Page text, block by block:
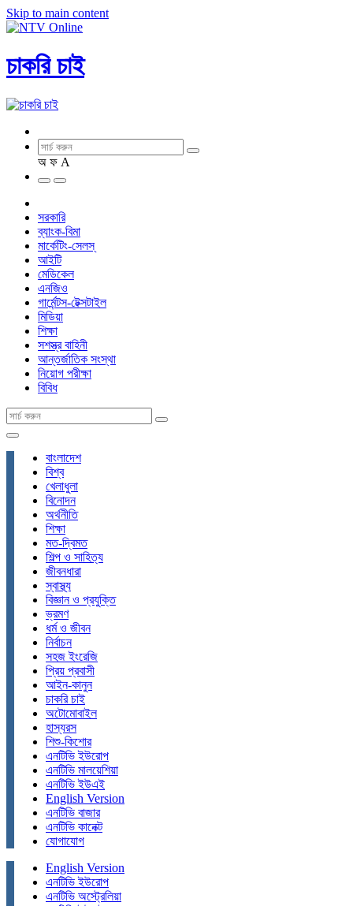
Skip to main content
চাকরি চাই
অ ফ A
সরকারি
ব্যাংক-বিমা
মার্কেটিং-সেলস্
আইটি
মেডিকেল
এনজিও
গার্মেন্টস-টেক্সটাইল
মিডিয়া
শিক্ষা
সশস্ত্র বাহিনী
আন্তর্জাতিক সংস্থা
নিয়োগ পরীক্ষা
বিবিধ
বাংলাদেশ
বিশ্ব
খেলাধুলা
বিনোদন
অর্থনীতি
শিক্ষা
মত-দ্বিমত
শিল্প ও সাহিত্য
জীবনধারা
স্বাস্থ্য
বিজ্ঞান ও প্রযুক্তি
ভ্রমণ
ধর্ম ও জীবন
নির্বাচন
সহজ ইংরেজি
প্রিয় প্রবাসী
আইন-কানুন
চাকরি চাই
অটোমোবাইল
হাস্যরস
শিশু-কিশোর
এনটিভি ইউরোপ
এনটিভি মালয়েশিয়া
এনটিভি ইউএই
English Version
এনটিভি বাজার
এনটিভি কানেক্ট
যোগাযোগ
English Version
এনটিভি ইউরোপ
এনটিভি অস্ট্রেলিয়া